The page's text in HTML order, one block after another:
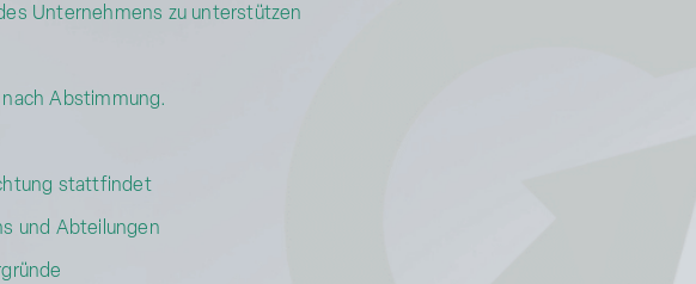
Unternehmens zu unterstützen
Abstimmung.
stattfindet
und Abteilungen